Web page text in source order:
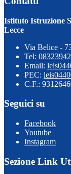
Istituto Istruzione
Lecce
Via Belice -
Tel:
Email:
PEC:
C.F.:
Seguici su
Facebook
Youtube
Instagram
Sezione Link